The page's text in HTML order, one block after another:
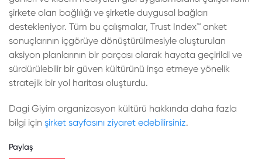
şirkete olan bağlılığı ve şirketle duygusal bağları
destekleniyor. Tüm bu çalışmalar, Trust Index™ anket
sonuçlarının içgörüye dönüştürülmesiyle oluşturulan
aksiyon planlarının bir parçası olarak hayata geçirildi ve
sürdürülebilir bir güven kültürünü inşa etmeye yönelik
stratejik bir yol haritası oluşturdu.
Dagi Giyim organizasyon kültürü hakkında daha fazla
bilgi için şirket sayfasını ziyaret edebilirsiniz.
Paylaş